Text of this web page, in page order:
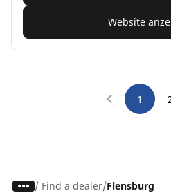
Website
1
/ Find a dealer Flensburg